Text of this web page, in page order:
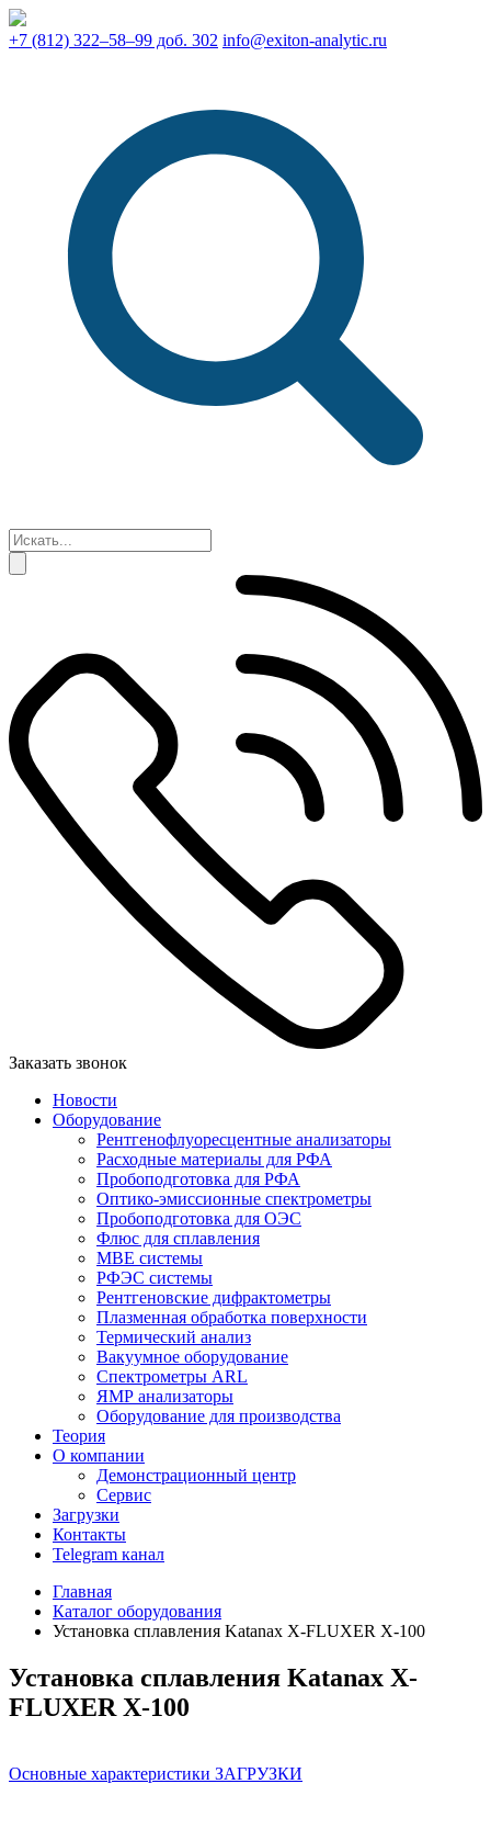
+7 (812) 322–58–99 доб. 302 info@exiton-analytic.ru
Заказать звонок
Новости
Оборудование
Рентгенофлуоресцентные анализаторы
Расходные материалы для РФА
Пробоподготовка для РФА
Оптико-эмиссионные спектрометры
Пробоподготовка для ОЭС
Флюс для сплавления
MBE системы
РФЭС системы
Рентгеновские дифрактометры
Плазменная обработка поверхности
Термический анализ
Вакуумное оборудование
Спектрометры ARL
ЯМР анализаторы
Оборудование для производства
Теория
О компании
Демонстрационный центр
Сервис
Загрузки
Контакты
Telegram канал
Главная
Каталог оборудования
Установка сплавления Katanax X-FLUXER X-100
Установка сплавления Katanax X-
FLUXER X-100
Основные характеристики ЗАГРУЗКИ